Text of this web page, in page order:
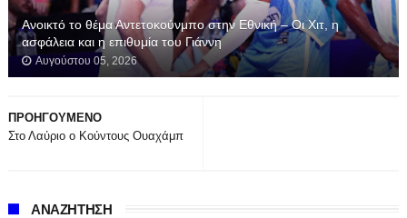
Ανοικτό το θέμα Αντετοκούνμπο στην Εθνική – Οι Χιτ, η
ασφάλεια και η επιθυμία του Γιάννη
Αυγούστου 05, 2026
ΠΡΟΗΓΟΥΜΕΝΟ
Στο Λαύριο ο Κούντους Ουαχάμπ
ΑΝΑΖΗΤΗΣΗ